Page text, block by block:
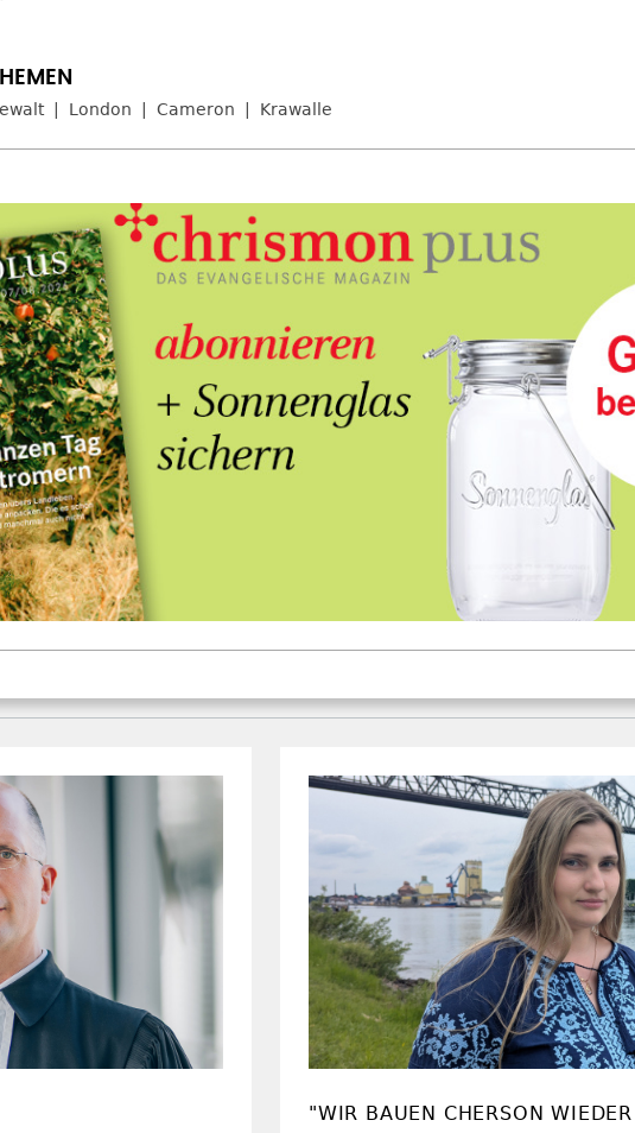
London Cameron Krawalle
"WIR BAUEN CHERSON